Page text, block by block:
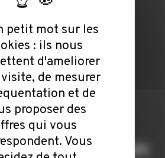
petit mot sur les
: ils nous
d'ameliorer
de mesurer
et de
proposer des
qui vous
Vous
de tout.